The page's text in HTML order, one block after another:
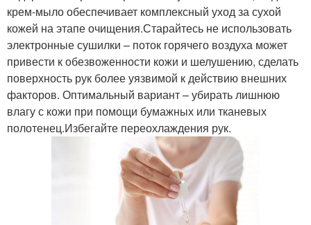
крем-мыло обеспечивает комплексный уход за сухой
кожей на этапе очищения.Старайтесь не использовать
электронные сушилки – поток горячего воздуха может
привести к обезвоженности кожи и шелушению, сделать
поверхность рук более уязвимой к действию внешних
факторов. Оптимальный вариант – убирать лишнюю
влагу с кожи при помощи бумажных или тканевых
полотенец.Избегайте переохлаждения рук.